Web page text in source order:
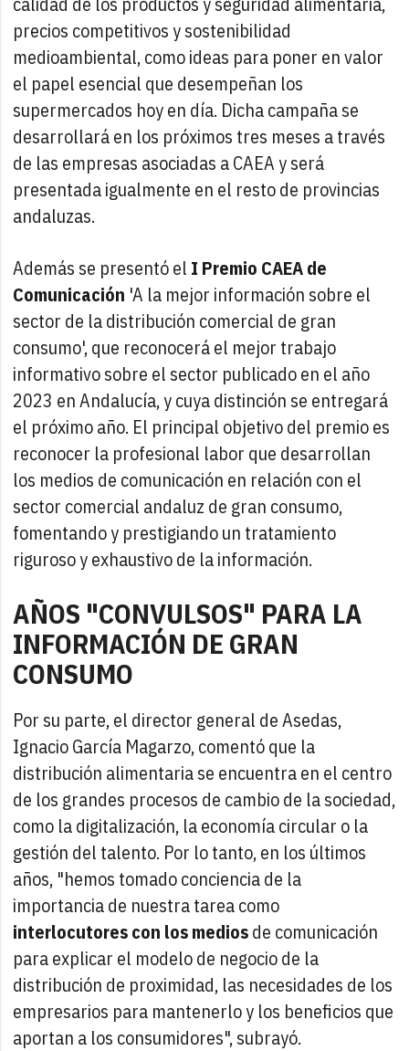
precios competitivos y sostenibilidad
medioambiental, como ideas para poner en valor
el papel esencial que desempeñan los
supermercados hoy en día. Dicha campaña se
desarrollará en los próximos tres meses a través
de las empresas asociadas a CAEA y será
presentada igualmente en el resto de provincias
andaluzas.
Además se presentó el I Premio CAEA de
Comunicación 'A la mejor información sobre el
sector de la distribución comercial de gran
consumo', que reconocerá el mejor trabajo
informativo sobre el sector publicado en el año
2023 en Andalucía, y cuya distinción se entregará
el próximo año. El principal objetivo del premio es
reconocer la profesional labor que desarrollan
los medios de comunicación en relación con el
sector comercial andaluz de gran consumo,
fomentando y prestigiando un tratamiento
riguroso y exhaustivo de la información.
AÑOS "CONVULSOS" PARA LA
INFORMACIÓN DE GRAN
CONSUMO
Por su parte, el director general de Asedas,
Ignacio García Magarzo, comentó que la
distribución alimentaria se encuentra en el centro
de los grandes procesos de cambio de la sociedad,
como la digitalización, la economía circular o la
gestión del talento. Por lo tanto, en los últimos
años, "hemos tomado conciencia de la
importancia de nuestra tarea como
interlocutores con los mediosde comunicación
para explicar el modelo de negocio de la
distribución de proximidad, las necesidades de los
empresarios para mantenerlo y los beneficios que
aportan a los consumidores", subrayó.